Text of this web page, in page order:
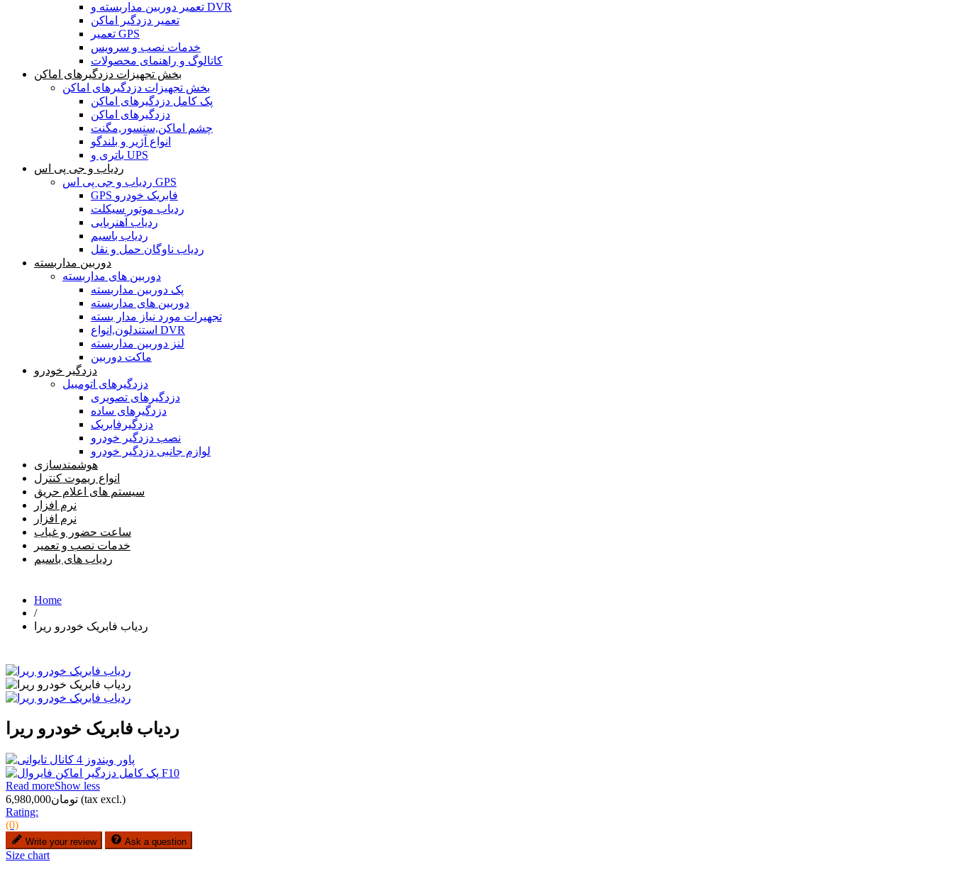
تعمیر دوربین مداربسته و DVR
تعمیر دزدگیر اماکن
تعمیر GPS
خدمات نصب و سرویس
کاتالوگ و راهنمای محصولات
بخش تجهیزات دزدگیرهای اماکن
بخش تجهیزات دزدگیرهای اماکن
پک کامل دزدگیرهای اماکن
دزدگیرهای اماکن
چشم اماکن,سنسور,مگنت
انواع آژیر و بلندگو
باتری و UPS
ردیاب و جی پی اس
ردیاب و جی پی اس GPS
GPS فابریک خودرو
ردیاب موتور سیکلت
ردیاب آهنربایی
ردیاب باسیم
ردیاب ناوگان حمل و نقل
دوربین مداربسته
دوربین های مداربسته
پک دوربین مداربسته
دوربین های مداربسته
تجهیرات مورد نیاز مدار بسته
استندلون,انواع DVR
لنز دوربین مداربسته
ماکت دوربین
دزدگیر خودرو
دزدگیرهای اتومبیل
دزدگیرهای تصویری
دزدگیرهای ساده
دزدگیرفابریک
نصب دزدگیر خودرو
لوازم جانبی دزدگیر خودرو
هوشمندسازی
انواع ریموت کنترل
سیستم های اعلام حریق
نرم افزار
نرم افزار
ساعت حضور و غیاب
خدمات نصب و تعمیر
ردیاب های باسیم
Home
/
ردیاب فابریک خودرو ریرا
ردیاب فابریک خودرو ریرا
Read moreShow less
تومان6,980,000 (tax excl.)
Rating:
(0)
Write your review Ask a question
Size chart